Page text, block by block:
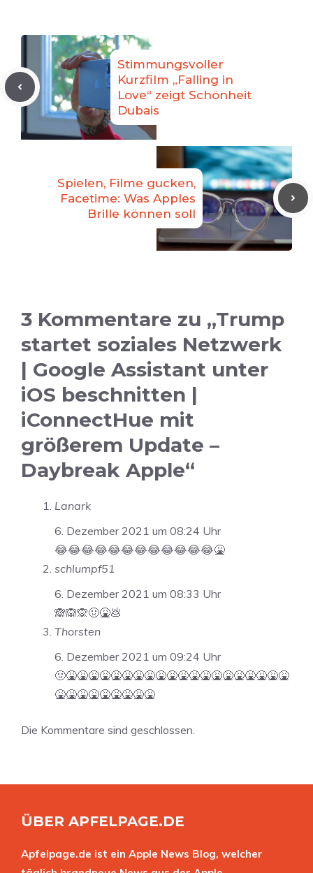
Stimmungsvoller
Kurzfilm „Falling in
Love“ zeigt Schönheit
Dubais
Spielen, Filme gucken,
Facetime: Was Apples
Brille können soll
3 Kommentare zu „Trump
startet soziales Netzwerk
| Google Assistant unter
iOS beschnitten |
iConnectHue mit
größerem Update –
Daybreak Apple“
Lanark
6. Dezember 2021 um 08:24 Uhr
😂😂😂😂😂😂😂😂😂😂😂😂🤮
schlumpf51
6. Dezember 2021 um 08:33 Uhr
🙈🙉🙊🤢🤮💩
Thorsten
6. Dezember 2021 um 09:24 Uhr
🤢🤮🤮🤮🤮🤮🤮🤮🤮🤮🤮🤮🤮🤮🤮🤮🤮🤮🤮🤮🤮
🤮🤮🤮🤮🤮🤮🤮🤮🤮
Die Kommentare sind geschlossen.
ÜBER APFELPAGE.DE
Apfelpage.de ist ein Apple News Blog, welcher